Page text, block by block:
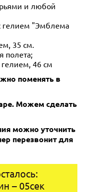
и любой
гелием "Эмблема
35 см.
полета;
гелием, 46 см
поменять в
Можем сделать
можно уточнить
перезвонит для
– 05сек